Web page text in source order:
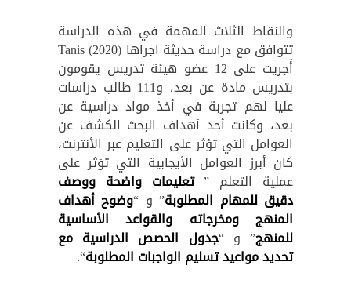
والنقاط الثلاث المهمة في هذه الدراسة
تتوافق مع دراسة حديثة اجراها Tanis (2020)
أَجريت على 12 عضو هيئة تدريس يقومون
بتدريس مادة عن بعد، و111 طالب دراسات
عليا لهم تجربة في أخذ مواد دراسية عن
بعد، وكانت أحد أهداف البحث الكشف عن
العوامل التي تؤثر على التعليم عبر الأنترنت،
كان أبرز العوامل الأيجابية التي تؤثر على
عملية التعلم ”تعليمات واضحة ووصف
دقيق للمهام المطلوبة” و “وضوح أهداف
المنهج ومخرجاته والقواعد الأساسية
للمنهج” و “جدول الحصص الدراسية مع
تحديد مواعيد تسليم الواجبات المطلوبة“.